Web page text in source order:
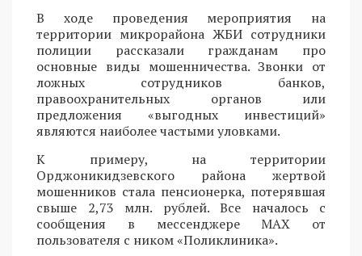
В ходе проведения мероприятия на
территории микрорайона ЖБИ сотрудники
полиции рассказали гражданам про
основные виды мошенничества. Звонки от
ложных сотрудников банков,
правоохранительных органов или
предложения «выгодных инвестиций»
являются наиболее частыми уловками.
К примеру, на территории
Орджоникидзевского района жертвой
мошенников стала пенсионерка, потерявшая
свыше 2,73 млн. рублей. Все началось с
сообщения в мессенджере MAX от
пользователя с ником «Поликлиника».